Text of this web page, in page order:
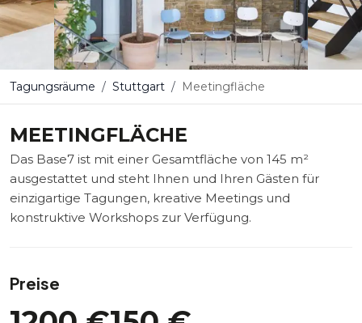
Tagungsräume Stuttgart Meetingfläche
MEETINGFLÄCHE
Das Base7 ist mit einer Gesamtfläche von 145 m²
ausgestattet und steht Ihnen und Ihren Gästen für
einzigartige Tagungen, kreative Meetings und
konstruktive Workshops zur Verfügung.
Preise